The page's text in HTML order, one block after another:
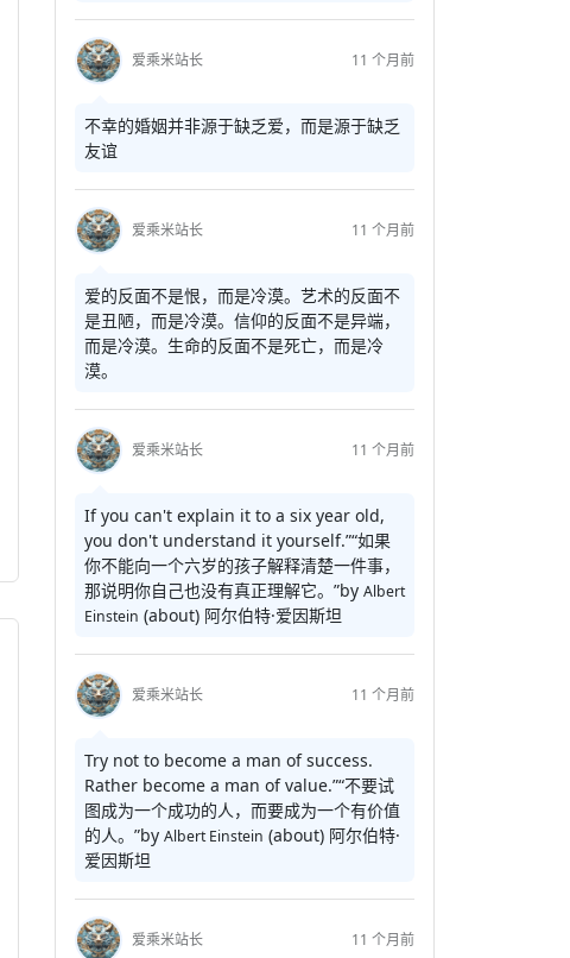
爱乘米站长 11 个月前
不幸的婚姻并非源于缺乏爱，而是源于缺乏
友谊
爱乘米站长 11 个月前
爱的反面不是恨，而是冷漠。艺术的反面不
是丑陋，而是冷漠。信仰的反面不是异端，
而是冷漠。生命的反面不是死亡，而是冷
漠。
爱乘米站长 11 个月前
If you can't explain it to a six year old,
you don't understand it yourself.”“如果
你不能向一个六岁的孩子解释清楚一件事，
那说明你自己也没有真正理解它。”by Albert
Einstein (about) 阿尔伯特·爱因斯坦
爱乘米站长 11 个月前
Try not to become a man of success.
Rather become a man of value.”“不要试
图成为一个成功的人，而要成为一个有价值
的人。”by Albert Einstein (about) 阿尔伯特·
爱因斯坦
爱乘米站长 11 个月前